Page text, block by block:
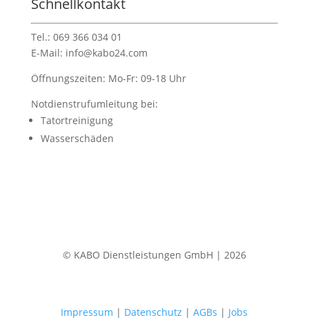
Tel.: 069 366 034 01
E-Mail: info@kabo24.com
Öffnungszeiten: Mo-Fr: 09-18 Uhr
Notdienstrufumleitung bei:
Tatortreinigung
Wasserschäden
© KABO Dienstleistungen GmbH | 2026
Impressum | Datenschutz |AGBs | Jobs